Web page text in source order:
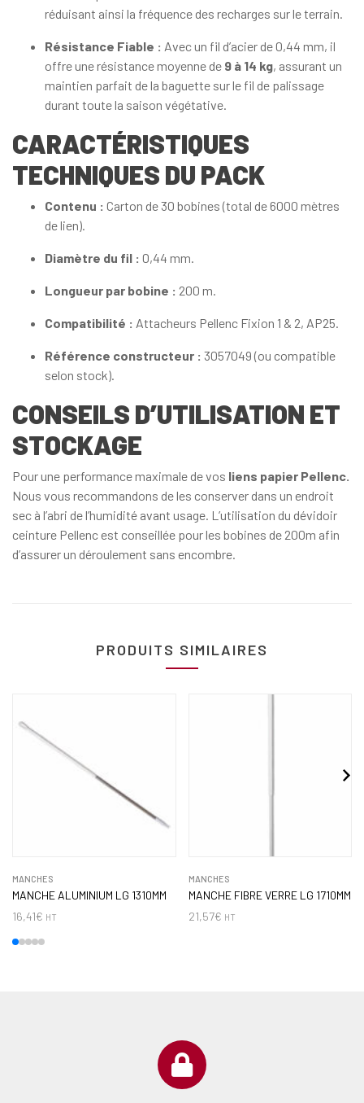
réduisant ainsi la fréquence des recharges sur le terrain.
Résistance Fiable : Avec un fil d’acier de 0,44 mm, il
offre une résistance moyenne de 9 à 14 kg, assurant un
maintien parfait de la baguette sur le fil de palissage
durant toute la saison végétative.
CARACTÉRISTIQUES
TECHNIQUES DU PACK
Contenu : Carton de 30 bobines (total de 6000 mètres
de lien).
Diamètre du fil : 0,44 mm.
Longueur par bobine : 200 m.
Compatibilité : Attacheurs Pellenc Fixion 1 & 2, AP25.
Référence constructeur : 3057049 (ou compatible
selon stock).
CONSEILS D’UTILISATION ET
STOCKAGE
Pour une performance maximale de vos liens papier Pellenc.
Nous vous recommandons de les conserver dans un endroit
sec à l’abri de l’humidité avant usage. L’utilisation du dévidoir
ceinture Pellenc est conseillée pour les bobines de 200m afin
d’assurer un déroulement sans encombre.
PRODUITS SIMILAIRES
MANCHES
MANCHE ALUMINIUM LG 1310MM
16,41€ HT
MANCHES
MANCHE FIBRE VERRE LG 1710MM
21,57€ HT